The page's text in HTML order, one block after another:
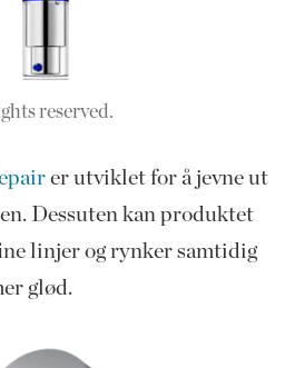
reserved.
er utviklet for å jevne ut
Dessuten kan produktet
linjer og rynker samtidig
glød.